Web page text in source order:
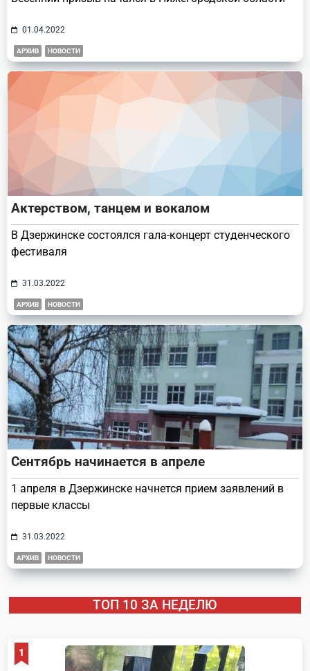
01.04.2022
АРХИВ НОВОСТИ
Актерством, танцем и вокалом
В Дзержинске состоялся гала-концерт студенческого
фестиваля
31.03.2022
АРХИВ НОВОСТИ
Сентябрь начинается в апреле
1 апреля в Дзержинске начнется прием заявлений в
первые классы
31.03.2022
АРХИВ НОВОСТИ
ТОП 10 ЗА НЕДЕЛЮ